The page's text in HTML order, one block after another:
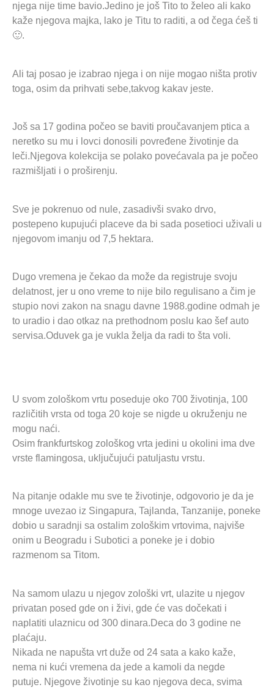
njega nije time bavio.Jedino je još Tito to želeo ali kako
kaže njegova majka, lako je Titu to raditi, a od čega ćeš ti
🙂.
Ali taj posao je izabrao njega i on nije mogao ništa protiv
toga, osim da prihvati sebe,takvog kakav jeste.
Još sa 17 godina počeo se baviti proučavanjem ptica a
neretko su mu i lovci donosili povređene životinje da
leči.Njegova kolekcija se polako povećavala pa je počeo
razmišljati i o proširenju.
Sve je pokrenuo od nule, zasadivši svako drvo,
postepeno kupujući placeve da bi sada posetioci uživali u
njegovom imanju od 7,5 hektara.
Dugo vremena je čekao da može da registruje svoju
delatnost, jer u ono vreme to nije bilo regulisano a čim je
stupio novi zakon na snagu davne 1988.godine odmah je
to uradio i dao otkaz na prethodnom poslu kao šef auto
servisa.Oduvek ga je vukla želja da radi to šta voli.
U svom zološkom vrtu poseduje oko 700 životinja, 100
različitih vrsta od toga 20 koje se nigde u okruženju ne
mogu naći.
Osim frankfurtskog zološkog vrta jedini u okolini ima dve
vrste flamingosa, uključujući patuljastu vrstu.
Na pitanje odakle mu sve te životinje, odgovorio je da je
mnoge uvezao iz Singapura, Tajlanda, Tanzanije, poneke
dobio u saradnji sa ostalim zološkim vrtovima, najviše
onim u Beogradu i Subotici a poneke je i dobio
razmenom sa Titom.
Na samom ulazu u njegov zološki vrt, ulazite u njegov
privatan posed gde on i živi, gde će vas dočekati i
naplatiti ulaznicu od 300 dinara.Deca do 3 godine ne
plaćaju.
Nikada ne napušta vrt duže od 24 sata a kako kaže,
nema ni kući vremena da jede a kamoli da negde
putuje. Njegove životinje su kao njegova deca, svima